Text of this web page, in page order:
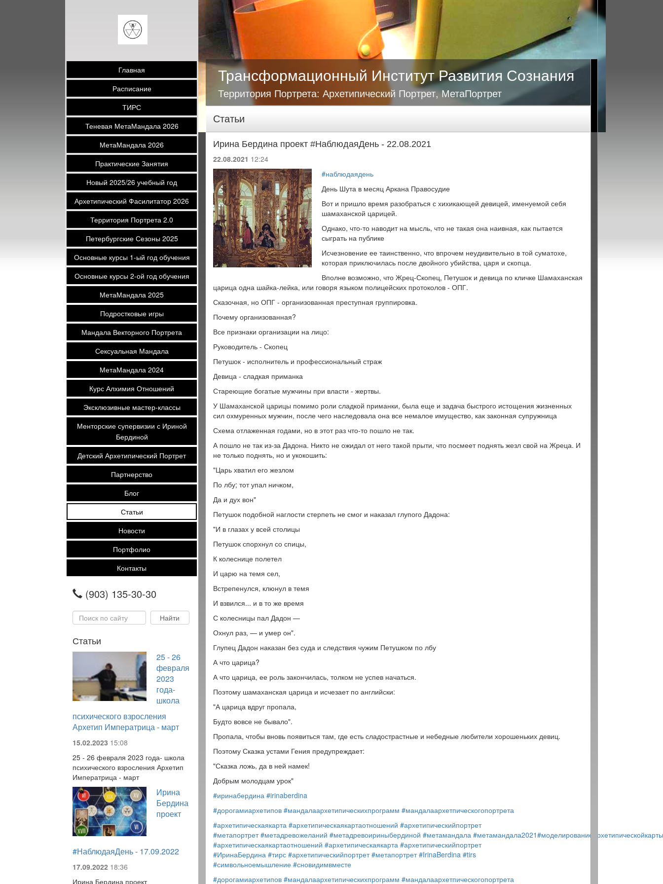
Главная
Расписание
ТИРС
Теневая МетаМандала 2026
МетаМандала 2026
Практические Занятия
Новый 2025/26 учебный год
Архетипический Фасилитатор 2026
Территория Портрета 2.0
Петербургские Сезоны 2025
Основные курсы 1-ый год обучения
Основные курсы 2-ой год обучения
МетаМандала 2025
Подростковые игры
Мандала Векторного Портрета
Сексуальная Мандала
МетаМандала 2024
Курс Алхимия Отношений
Эксклюзивные мастер-классы
Менторские супервизии с Ириной
Бердиной
Детский Архетипический Портрет
Партнерство
Блог
Статьи
Новости
Портфолио
Контакты
(903) 135-30-30
Статьи
25 - 26
февраля
2023
года-
школа
психического взросления
Архетип Императрица - март
15.02.2023 15:08
25 - 26 февраля 2023 года- школа
психического взросления Архетип
Императрица - март
Ирина
Бердина
проект
#НаблюдаяДень - 17.09.2022
17.09.2022 18:36
Ирина Бердина проект
Трансформационный Институт Развития Сознания
Территория Портрета: Архетипический Портрет, МетаПортрет
Статьи
Ирина Бердина проект #НаблюдаяДень - 22.08.2021
22.08.2021 12:24
#наблюдаядень
День Шута в месяц Аркана Правосудие
Вот и пришло время разобраться с хихикающей девицей, именуемой себя
шамаханской царицей.
Однако, что-то наводит на мысль, что не такая она наивная, как пытается
сыграть на публике
Исчезновение ее таинственно, что впрочем неудивительно в той суматохе,
которая приключилась после двойного убийства, царя и скопца.
Вполне возможно, что Жрец-Скопец, Петушок и девица по кличке Шамаханская
царица одна шайка-лейка, или говоря языком полицейских протоколов - ОПГ.
Сказочная, но ОПГ - организованная преступная группировка.
Почему организованная?
Все признаки организации на лицо:
Руководитель - Скопец
Петушок - исполнитель и профессиональный страж
Девица - сладкая приманка
Стареющие богатые мужчины при власти - жертвы.
У Шамаханской царицы помимо роли сладкой приманки, была еще и задача быстрого истощения жизненных
сил охмуренных мужчин, после чего наследовала она все немалое имущество, как законная супружница
Схема отлаженная годами, но в этот раз что-то пошло не так.
А пошло не так из-за Дадона. Никто не ожидал от него такой прыти, что посмеет поднять жезл свой на Жреца. И
не только поднять, но и укокошить:
"Царь хватил его жезлом
По лбу; тот упал ничком,
Да и дух вон"
Петушок подобной наглости стерпеть не смог и наказал глупого Дадона:
"И в глазах у всей столицы
Петушок спорхнул со спицы,
К колеснице полетел
И царю на темя сел,
Встрепенулся, клюнул в темя
И взвился... и в то же время
С колесницы пал Дадон —
Охнул раз, — и умер он".
Глупец Дадон наказан без суда и следствия чужим Петушком по лбу
А что царица?
А что царица, ее роль закончилась, толком не успев начаться.
Поэтому шамаханская царица и исчезает по английски:
"А царица вдруг пропала,
Будто вовсе не бывало".
Пропала, чтобы вновь появиться там, где есть сладострастные и небедные любители хорошеньких девиц.
Поэтому Сказка устами Гения предупреждает:
"Сказка ложь, да в ней намек!
Добрым молодцам урок"
#иринабердина #irinaberdina
#дорогамиархетипов #мандалаархетипическихпрограмм #мандалаархетпическогопортрета
#архетипическаякарта #архетипическаякартаотношений #архетипическийпортрет
#метапортрет #метадревожеланий #метадревоириныбердиной #метамандала #метамандала2021#моделированиеархетипическойкарты
#архетипическаякартаотношений #архетипическаякарта #архетипическийпортрет
#ИринаБердина #тирс #архетипическийпортрет #метапортрет #IrinaBerdina #tirs
#символьноемышление #сновидимвместе
#дорогамиархетипов #мандалаархетипическихпрограмм #мандалаархетпическогопортрета